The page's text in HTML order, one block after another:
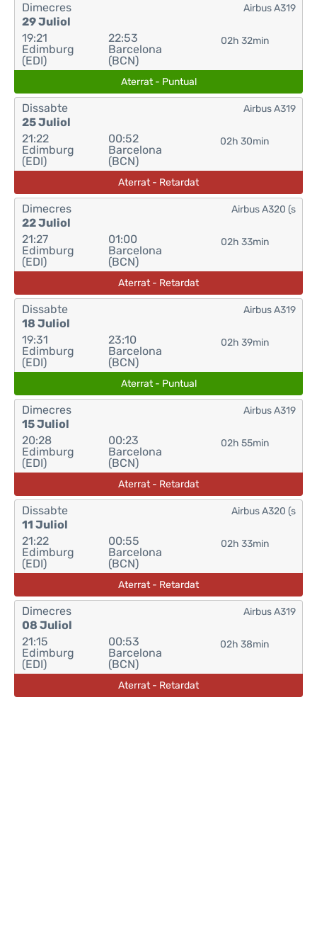
Dimecres
29 Juliol
19:21
Edimburg
(EDI)
22:53
Barcelona
(BCN)
02h 32min
Airbus A319
Aterrat - Puntual
Dissabte
25 Juliol
21:22
Edimburg
(EDI)
00:52
Barcelona
(BCN)
02h 30min
Airbus A319
Aterrat - Retardat
Dimecres
22 Juliol
21:27
Edimburg
(EDI)
01:00
Barcelona
(BCN)
02h 33min
Airbus A320 (s
Aterrat - Retardat
Dissabte
18 Juliol
19:31
Edimburg
(EDI)
23:10
Barcelona
(BCN)
02h 39min
Airbus A319
Aterrat - Puntual
Dimecres
15 Juliol
20:28
Edimburg
(EDI)
00:23
Barcelona
(BCN)
02h 55min
Airbus A319
Aterrat - Retardat
Dissabte
11 Juliol
21:22
Edimburg
(EDI)
00:55
Barcelona
(BCN)
02h 33min
Airbus A320 (s
Aterrat - Retardat
Dimecres
08 Juliol
21:15
Edimburg
(EDI)
00:53
Barcelona
(BCN)
02h 38min
Airbus A319
Aterrat - Retardat